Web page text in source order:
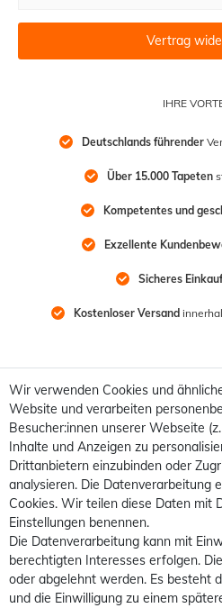
IHRE
Deutschlands führender
Über 15.000 Tapeten
Kompetentes und
Exzellente
Sicheres
Kostenloser Versand
Vertrag
Wir verwenden Cookies und
Website und verarbeiten
Besucher:innen unserer Webseite
Inhalte und Anzeigen zu
Drittanbietern einzubinden oder
analysieren. Die Datenverarbeitung
Cookies. Wir teilen diese Daten mit
Einstellungen benennen.
Die Datenverarbeitung kann mit
berechtigten Interesses erfolgen.
oder abgelehnt werden. Es besteht
und die Einwilligung zu einem